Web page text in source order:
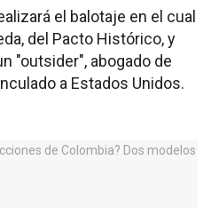
el balotaje en el cual
del Pacto Histórico, y
"outsider", abogado de
a Estados Unidos.